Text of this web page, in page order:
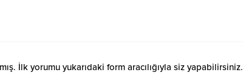
İlk yorumu yukarıdaki form aracılığıyla siz yapabilirsiniz.